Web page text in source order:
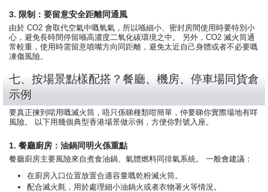
3. 限制：要留意安全距離同通風
由於 CO2 會取代空氣中嘅氧氣，所以喺細小、密封房間使用時要特別小
心，避免長時間停留喺高濃度二氧化碳環境之中。 另外，CO2 滅火筒通
常較重，使用時需留意噴嘴方向同距離，避免太近自己身體或者不必要嘅
凍傷風險。
七、按場景點樣配搭？餐廳、機房、停車場同貨倉
示例
要真正揀到啱用嘅滅火筒，唔只係睇種類咁簡單，仲要睇你實際場地有咩
風險。 以下用幾個典型香港場景做示例，方便你對號入座。
1. 餐廳廚房：油鍋同明火係重點
餐廳廚房主要風險來自煮食油鍋、氣體燃料同排氣系統。 一般會建議：
在廚房入口位置放置合適容量嘅乾粉滅火筒。
配合滅火氈，用於處理細小油鍋火或者衣物著火等情況。